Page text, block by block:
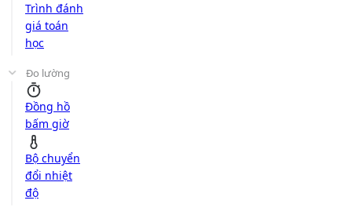
Trình đánh
giá toán
học
Đo lường
Đồng hồ
bấm giờ
Bộ chuyển
đổi nhiệt
độ